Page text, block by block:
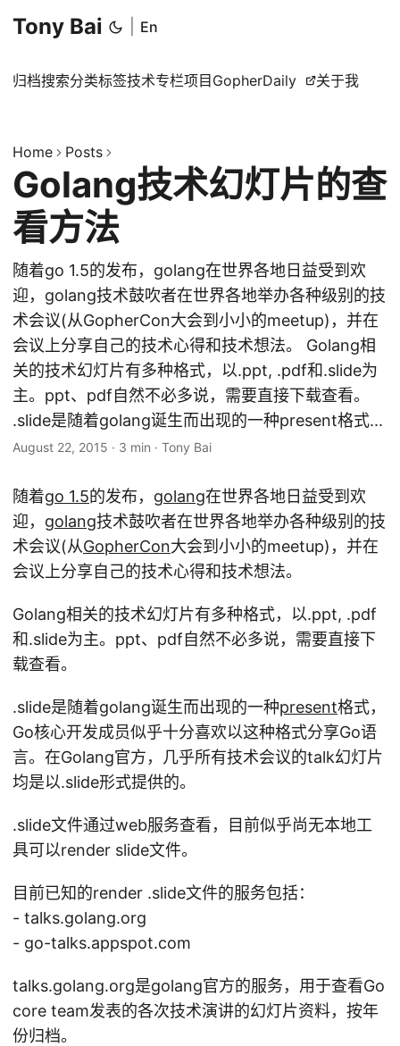
Tony Bai En
归档搜索分类标签技术专栏项目 GopherDaily 关于我
Home Posts
Golang技术幻灯片的查
看方法
随着go 1.5的发布，golang在世界各地日益受到欢
迎，golang技术鼓吹者在世界各地举办各种级别的技
术会议(从GopherCon大会到小小的meetup)，并在
会议上分享自己的技术心得和技术想法。 Golang相
关的技术幻灯片有多种格式，以.ppt, .pdf和.slide为
主。ppt、pdf自然不必多说，需要直接下载查看。
.slide是随着golang诞生而出现的一种present格式...
August 22, 2015 · 3 min · Tony Bai
随着go 1.5的发布， golang在世界各地日益受到欢
迎， golang技术鼓吹者在世界各地举办各种级别的技
术会议(从GopherCon大会到小小的meetup)，并在
会议上分享自己的技术心得和技术想法。
Golang相关的技术幻灯片有多种格式，以.ppt, .pdf
和.slide为主。ppt、pdf自然不必多说，需要直接下
载查看。
.slide是随着golang诞生而出现的一种present格式，
Go核心开发成员似乎十分喜欢以这种格式分享Go语
言。在Golang官方，几乎所有技术会议的talk幻灯片
均是以.slide形式提供的。
.slide文件通过web服务查看，目前似乎尚无本地工
具可以render slide文件。
目前已知的render .slide文件的服务包括：
- talks.golang.org
- go-talks.appspot.com
talks.golang.org是golang官方的服务，用于查看Go
core team发表的各次技术演讲的幻灯片资料，按年
份归档。